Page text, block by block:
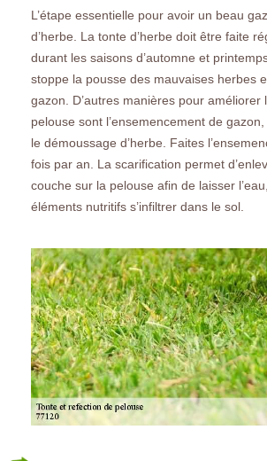
L’étape essentielle pour avoir un beau
d’herbe. La tonte d’herbe doit être faite
durant les saisons d’automne et
stoppe la pousse des mauvaises herbes
gazon. D’autres manières pour améliorer
pelouse sont l’ensemencement de
le démoussage d’herbe. Faites
fois par an. La scarification permet
couche sur la pelouse afin de laisser
éléments nutritifs s’infiltrer dans le sol.